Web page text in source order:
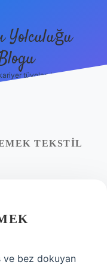
Yolculuğu
tüyoları burada!
TEKSTIL
ve bez dokuyan